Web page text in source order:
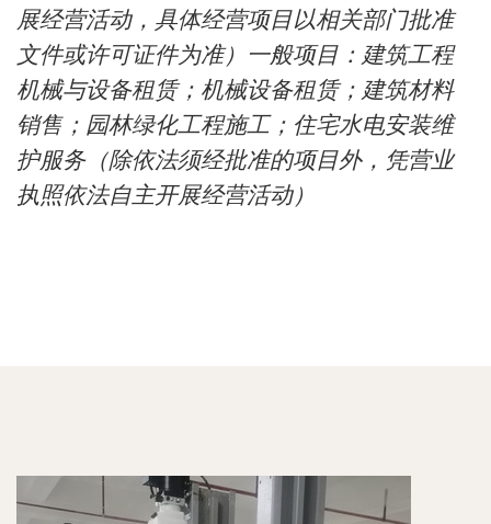
展经营活动，具体经营项目以相关部门批准
文件或许可证件为准）一般项目：建筑工程
机械与设备租赁；机械设备租赁；建筑材料
销售；园林绿化工程施工；住宅水电安装维
护服务（除依法须经批准的项目外，凭营业
执照依法自主开展经营活动）